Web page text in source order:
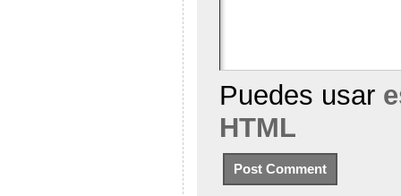
Puedes usar
HTML